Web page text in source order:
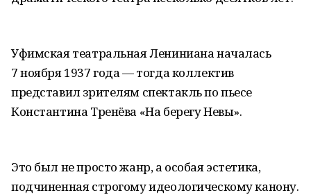
Уфимская театральная Лениниана началась
7 ноября 1937 года — тогда коллектив
представил зрителям спектакль по пьесе
Константина Тренёва «На берегу Невы».
Это был не просто жанр, а особая эстетика,
подчиненная строгому идеологическому канону.